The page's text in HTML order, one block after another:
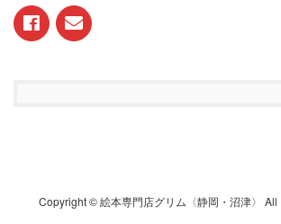
Copyright © 絵本専門店グリム〈静岡・沼津〉